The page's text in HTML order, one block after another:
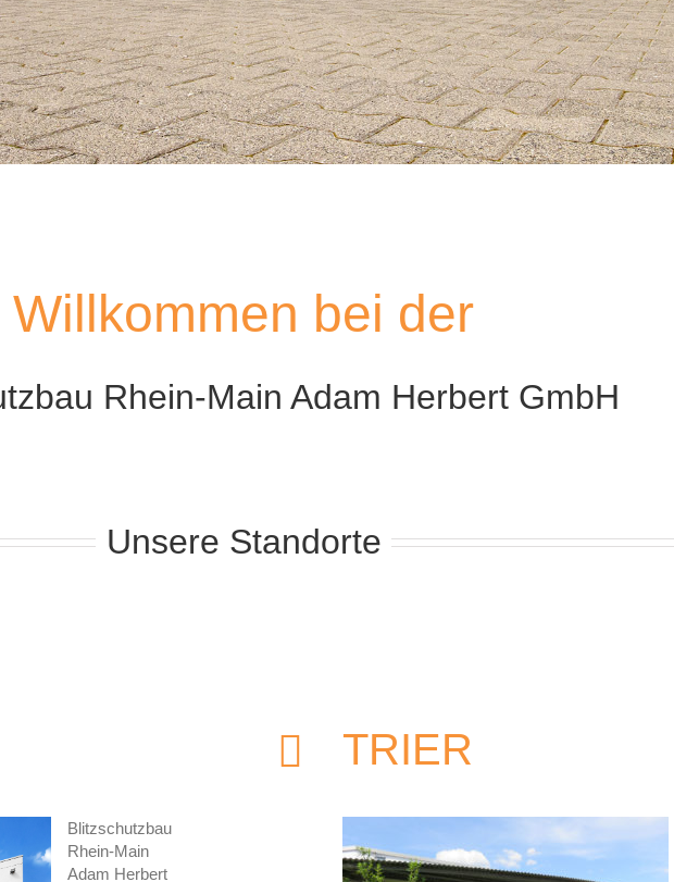
Willkommen bei der
Rhein-Main Adam Herbert GmbH
Unsere Standorte
Blitzschutzbau
Rhein-Main
Adam Herbert
TRIER